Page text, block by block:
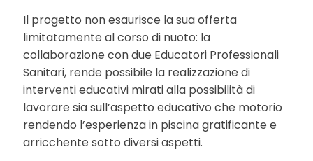
Il progetto non esaurisce la sua offerta
limitatamente al corso di nuoto: la
collaborazione con due Educatori Professionali
Sanitari, rende possibile la realizzazione di
interventi educativi mirati alla possibilità di
lavorare sia sull’aspetto educativo che motorio
rendendo l’esperienza in piscina gratificante e
arricchente sotto diversi aspetti.